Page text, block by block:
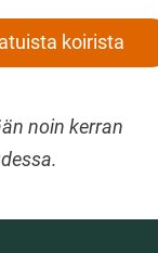
koirista
noin kerran